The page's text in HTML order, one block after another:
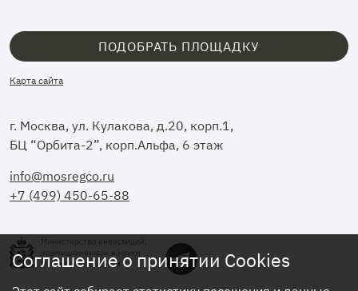
info@mosregco.ru
+7 (499) 450-65-88
г. Москва, ул. Кулакова, д.20, корп.1,
БЦ “Орбита-2”, корп.Альфа, 6 этаж
ПОДОБРАТЬ ПЛОЩАДКУ
Карта сайта
Соглашение о принятии Cookies